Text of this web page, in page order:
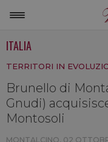
LA
ITALIA
TERRITORI IN
Brunello di
Gnudi)
Montosoli
MONTALCINO, 02